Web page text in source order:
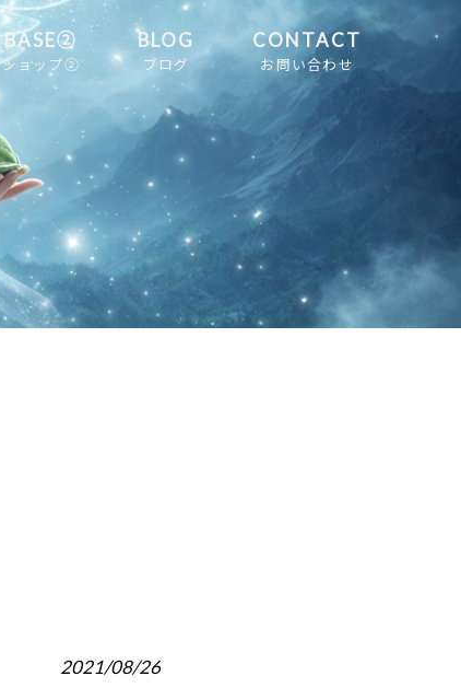
BASE②
ショップ②
BLOG
ブログ
CONTACT
お問い合わせ
2021/08/26